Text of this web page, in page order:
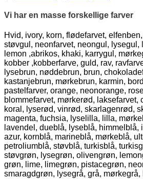
Vi har en masse forskellige farver
Hvid, ivory, korn, flødefarvet,
støvgul, neonfarvet, neongul, lysegul,
lemon ,abrikos, khaki, karrygul,
kobber ,kobberfarve, guld, rav,
lysebrun, nøddebrun, brun,
kastanjebrun, mørkebrun, karmin,
pastelfarver, orange, neonorange,
blommefarvet, mørkerød, laksefarvet,
koral, lyserød, vinrød, skarlagenrød,
magenta, fuchsia, lyselilla, lilla,
lavendel, dueblå, lyseblå, himmelblå,
azur, kornblå, marineblå, mørkeblå,
petroliumblå, støvblå, turkisblå,
støvgrøn, lysegrøn, olivengrøn,
grøn, lime, limegrøn, pistacegrøn,
smaragdgrøn, lysegrå, grå, mørkegrå,